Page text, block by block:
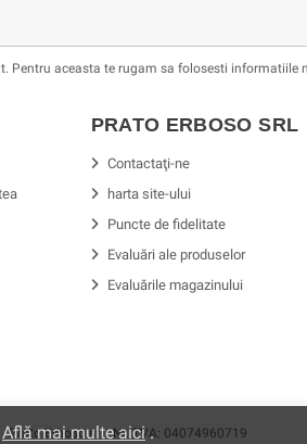
Pentru aceasta te rugam sa folosesti informatiile
PRATO ERBOSOSRL
Contactaţi-ne
harta site-ului
Puncte de fidelitate
Evaluări ale produselor
Evaluările magazinului
Prato Erbososrl- Nr. TVA: 04074960719
Află mai multe aici.